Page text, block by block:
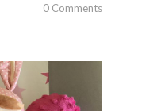
0 Comments